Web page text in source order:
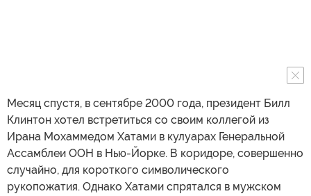
Месяц спустя, в сентябре 2000 года, президент Билл
Клинтон хотел встретиться со своим коллегой из
Ирана Мохаммедом Хатами в кулуарах Генеральной
Ассамблеи ООН в Нью-Йорке. В коридоре, совершенно
случайно, для короткого символического
рукопожатия. Однако Хатами спрятался в мужском